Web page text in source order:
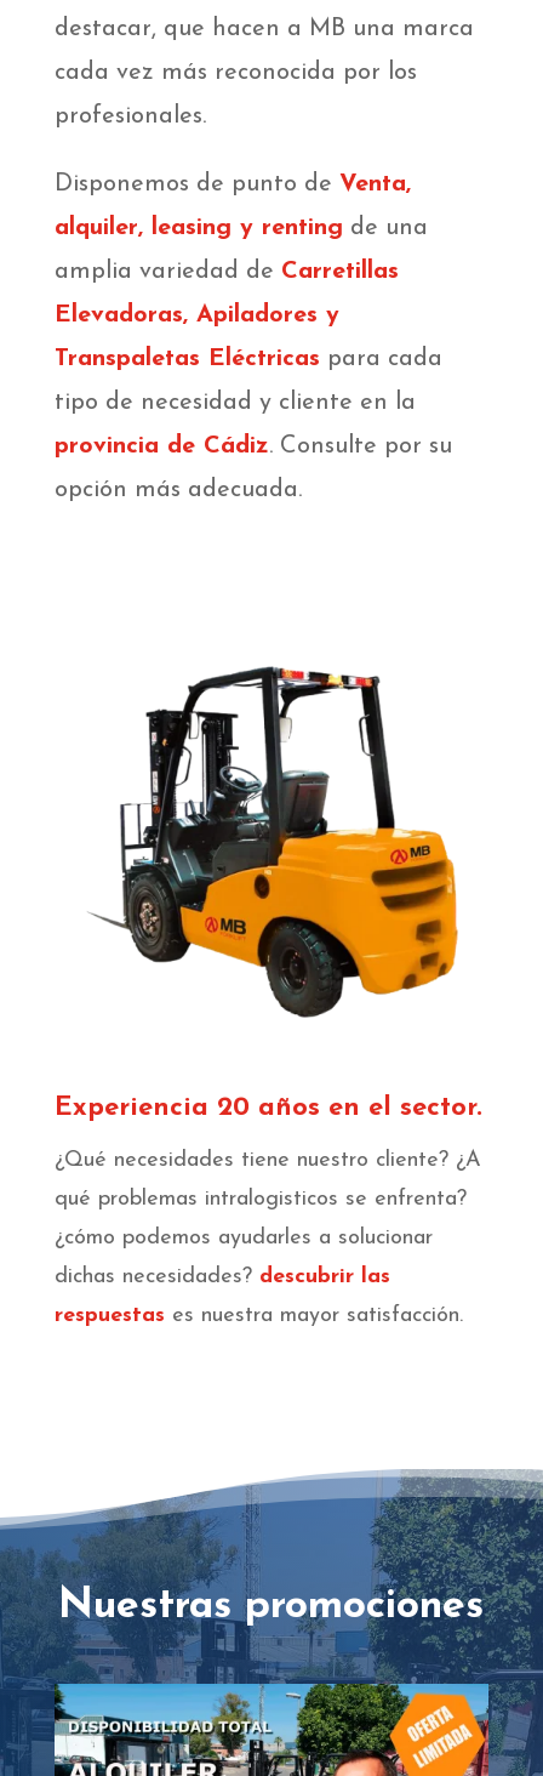
destacar, que hacen a MB una marca
cada vez más reconocida por los
profesionales.
Disponemos de punto de Venta,
alquiler, leasing y renting de una
amplia variedad de Carretillas
Elevadoras, Apiladores y
Transpaletas Eléctricas para cada
tipo de necesidad y cliente en la
provincia de Cádiz. Consulte por su
opción más adecuada.
Experiencia 20 años en el sector.
¿Qué necesidades tiene nuestro cliente? ¿A
qué problemas intralogisticos se enfrenta?
¿cómo podemos ayudarles a solucionar
dichas necesidades? descubrir las
respuestas es nuestra mayor satisfacción.
Nuestras promociones